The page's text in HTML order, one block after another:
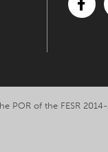
POR of the FESR